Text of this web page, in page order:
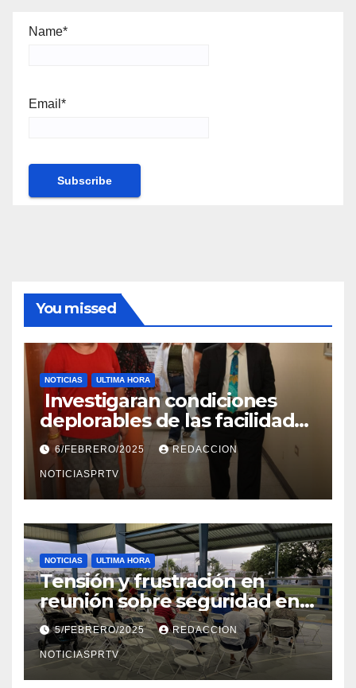
Name*
Email*
You missed
NOTICIAS ULTIMA HORA
Investigaran condiciones
deplorables de las facilidades
el Departamento de la Salud
en Mayagüez
6/FEBRERO/2025 REDACCION
NOTICIASPRTV
NOTICIAS ULTIMA HORA
Tensión y frustración en
reunión sobre seguridad en
Reparto Metropolitano
5/FEBRERO/2025 REDACCION
NOTICIASPRTV